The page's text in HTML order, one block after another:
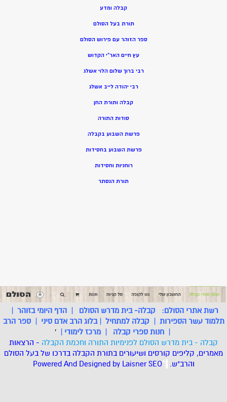
קבלה ומדע
תורת בעל הסולם
ספר הזוהר עם פירוש הסולם
עץ חיים האר”י הקדוש
רבי ברוך שלום הלוי אשלג
רבי יהודה לייב אשלג
קבלה ותורת החן
סודות התורה
פרשת השבוע בקבלה
פרשת השבוע בחסידות
רוחניות וחסידות
תורת הנסתר
רשת אתרי הסולם: קבלה- בית מדרש הסולם |הדף היומי בזוהר
תלמוד עשר הספירות
קבלה למתחיל |בלוג הרב אדם סיני |ספר הרב
חנות ספרי קבלה מרכז לימודי
'
קבלה - בית מדרש הסולם לפנימיות התורה וחכמת הקבלה - הרצאות
מאמרים, קליפים קורסים ושיעורים בתורת הקבלה בדרכו של בעל הסולם
והרב"ש. *
Powered And Designed by LaisnerSEO